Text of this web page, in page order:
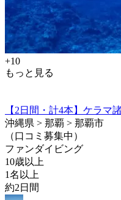
+10
もっと見る
【2日間・計4本】ケラ
沖縄県 > 那覇 > 那覇市
（口コミ募集中）
ファンダイビング
10歳以上
1名以上
約2日間